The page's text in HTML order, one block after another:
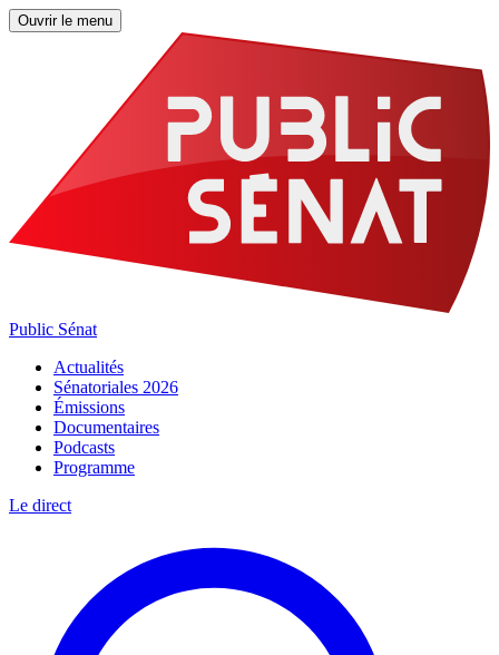
Ouvrir le menu
Public Sénat
Actualités
Sénatoriales 2026
Émissions
Documentaires
Podcasts
Programme
Le direct